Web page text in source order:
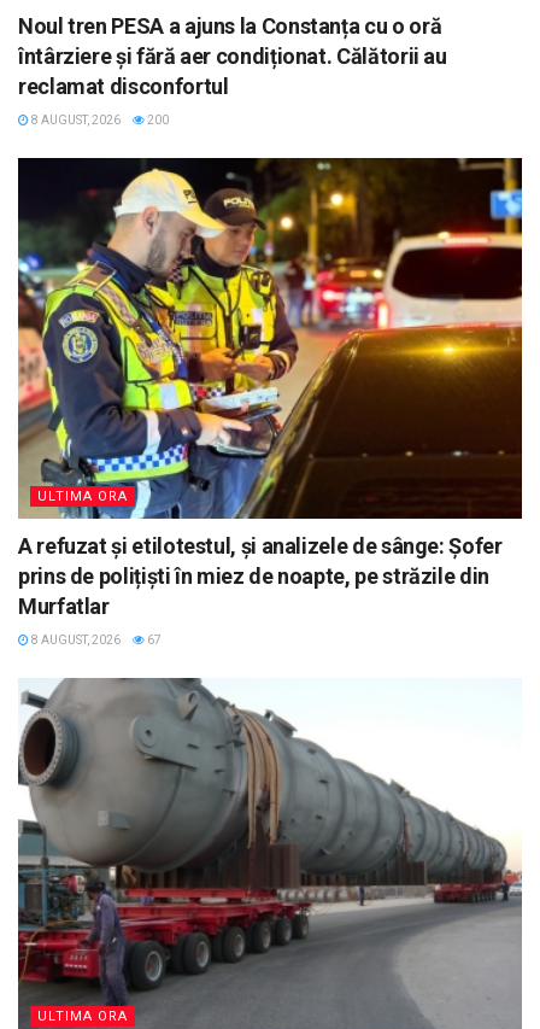
Noul tren PESA a ajuns la Constanța cu o oră
întârziere și fără aer condiționat. Călătorii au
reclamat disconfortul
8 AUGUST, 2026 200
ULTIMA ORA
A refuzat și etilotestul, și analizele de sânge: Șofer
prins de polițiști în miez de noapte, pe străzile din
Murfatlar
8 AUGUST, 2026 67
ULTIMA ORA